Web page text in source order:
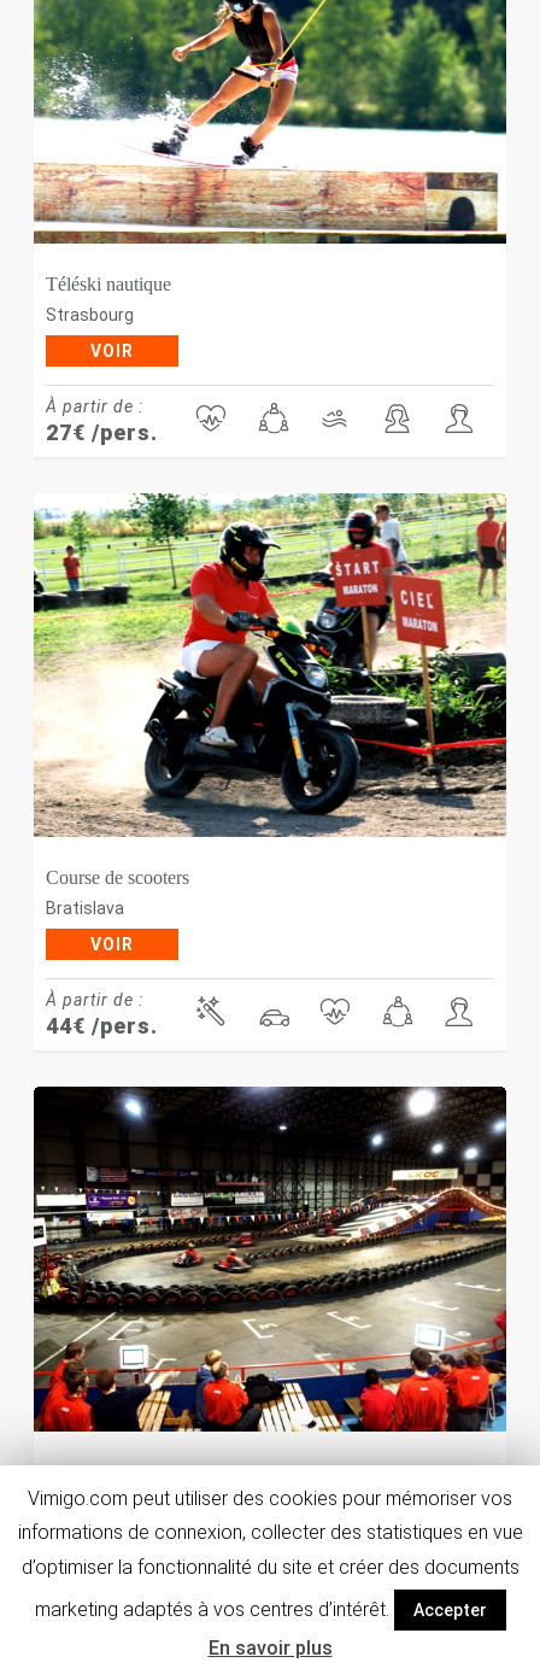
Téléski nautique
Strasbourg
VOIR
À partir de :
27€ /pers.
Course de scooters
Bratislava
VOIR
À partir de :
44€ /pers.
Karting VIP
Rennes
VOIR
61€/pers.
Vimigo.com peut utiliser des cookies pour mémoriser vos
informations de connexion, collecter des statistiques en vue
d’optimiser la fonctionnalité du site et créer des documents
marketing adaptés à vos centres d’intérêt.
Accepter
En savoir plus